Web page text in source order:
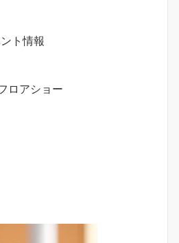
ト情報
ロアショー